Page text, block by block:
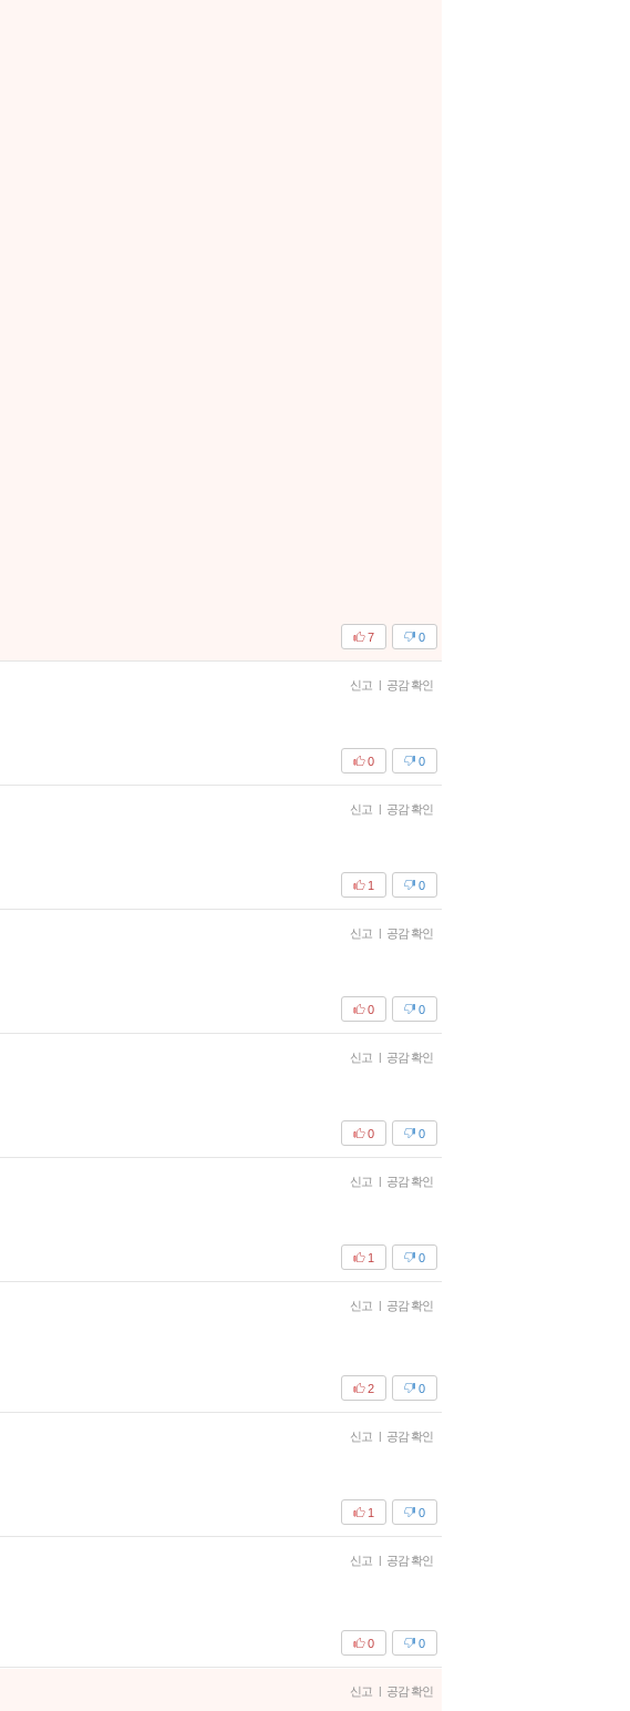
0
7
신고 | 공감 확인
0
0
신고 | 공감 확인
0
1
신고 | 공감 확인
0
0
신고 | 공감 확인
0
0
신고 | 공감 확인
0
1
신고 | 공감 확인
0
2
신고 | 공감 확인
0
1
신고 | 공감 확인
0
0
신고 | 공감 확인